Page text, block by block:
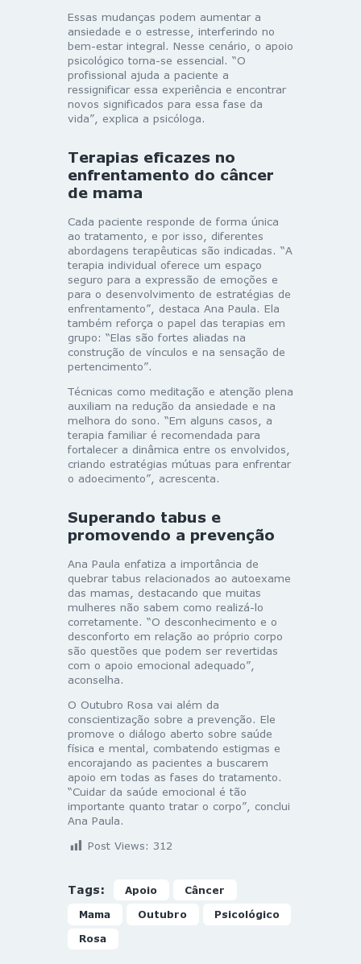
Essas mudanças podem aumentar a
ansiedade e o estresse, interferindo no
bem-estar integral. Nesse cenário, o apoio
psicológico torna-se essencial. “O
profissional ajuda a paciente a
ressignificar essa experiência e encontrar
novos significados para essa fase da
vida”, explica a psicóloga.
Terapias eficazes no
enfrentamento do câncer
de mama
Cada paciente responde de forma única
ao tratamento, e por isso, diferentes
abordagens terapêuticas são indicadas. “A
terapia individual oferece um espaço
seguro para a expressão de emoções e
para o desenvolvimento de estratégias de
enfrentamento”, destaca Ana Paula. Ela
também reforça o papel das terapias em
grupo: “Elas são fortes aliadas na
construção de vínculos e na sensação de
pertencimento”.
Técnicas como meditação e atenção plena
auxiliam na redução da ansiedade e na
melhora do sono. “Em alguns casos, a
terapia familiar é recomendada para
fortalecer a dinâmica entre os envolvidos,
criando estratégias mútuas para enfrentar
o adoecimento”, acrescenta.
Superando tabus e
promovendo a prevenção
Ana Paula enfatiza a importância de
quebrar tabus relacionados ao autoexame
das mamas, destacando que muitas
mulheres não sabem como realizá-lo
corretamente. “O desconhecimento e o
desconforto em relação ao próprio corpo
são questões que podem ser revertidas
com o apoio emocional adequado”,
aconselha.
O Outubro Rosa vai além da
conscientização sobre a prevenção. Ele
promove o diálogo aberto sobre saúde
física e mental, combatendo estigmas e
encorajando as pacientes a buscarem
apoio em todas as fases do tratamento.
“Cuidar da saúde emocional é tão
importante quanto tratar o corpo”, conclui
Ana Paula.
Post Views: 312
Tags: Apoio Câncer
Mama Outubro Psicológico
Rosa